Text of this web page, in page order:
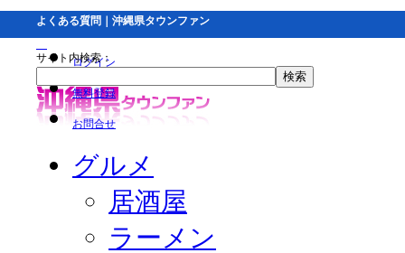
よくある質問｜沖縄県タウンファン
ログイン
無料登録
お問合せ
サイト内検索：
グルメ
居酒屋
ラーメン